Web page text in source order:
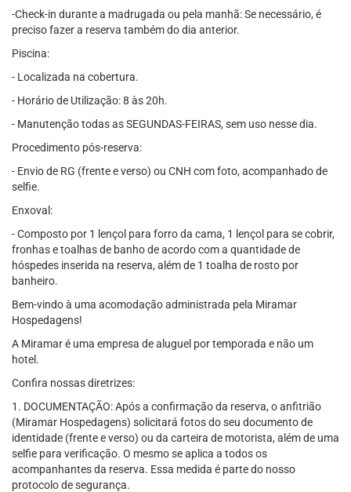
-Check-in durante a madrugada ou pela manhã: Se necessário, é
preciso fazer a reserva também do dia anterior.
Piscina:
- Localizada na cobertura.
- Horário de Utilização: 8 às 20h.
- Manutenção todas as SEGUNDAS-FEIRAS, sem uso nesse dia.
Procedimento pós-reserva:
- Envio de RG (frente e verso) ou CNH com foto, acompanhado de
selfie.
Enxoval:
- Composto por 1 lençol para forro da cama, 1 lençol para se cobrir,
fronhas e toalhas de banho de acordo com a quantidade de
hóspedes inserida na reserva, além de 1 toalha de rosto por
banheiro.
Bem-vindo à uma acomodação administrada pela Miramar
Hospedagens!
A Miramar é uma empresa de aluguel por temporada e não um
hotel.
Confira nossas diretrizes:
1. DOCUMENTAÇÃO: Após a confirmação da reserva, o anfitrião
(Miramar Hospedagens) solicitará fotos do seu documento de
identidade (frente e verso) ou da carteira de motorista, além de uma
selfie para verificação. O mesmo se aplica a todos os
acompanhantes da reserva. Essa medida é parte do nosso
protocolo de segurança.